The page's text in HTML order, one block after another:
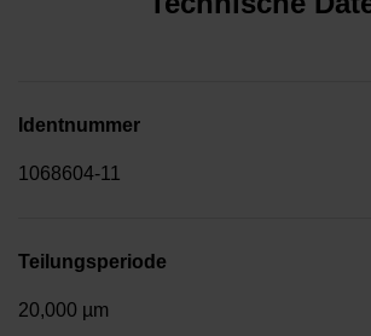
Identnummer
1068604-11
Teilungsperiode
20,000 µm